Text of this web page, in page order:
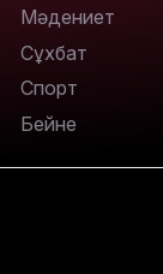
Мәдениет
Сұхбат
Спорт
Бейне